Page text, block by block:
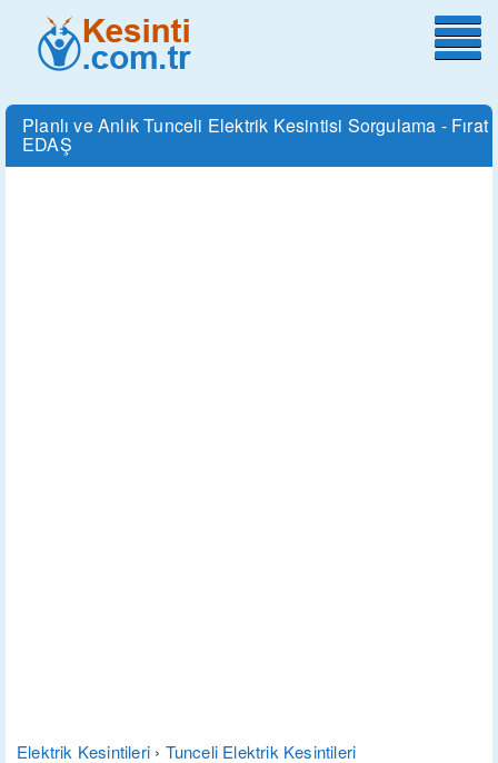
Planlı ve Anlık Tunceli Elektrik Kesintisi Sorgulama - Fırat
EDAŞ
Elektrik Kesintileri › Tunceli Elektrik Kesintileri